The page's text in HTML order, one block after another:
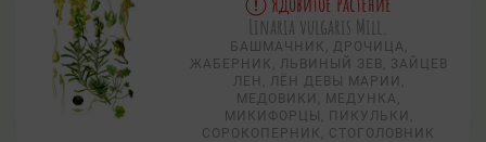
Linaria vulgaris Mill.
БАШМАЧНИК, ДРОЧИЦА,
ЖАБЕРНИК, ЛЬВИНЫЙ ЗЕВ, ЗАЙЦЕВ
ЛЕН, ЛЁН ДЕВЫ МАРИИ,
МЕДОВИКИ, МЕДУНКА,
МИКИФОРЦЫ, ПИКУЛЬКИ,
СОРОКОПЕРНИК, СТОГОЛОВНИК